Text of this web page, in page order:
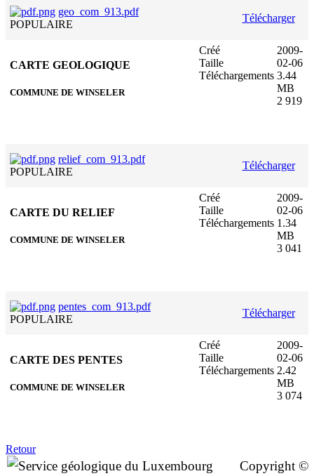
geo_com_913.pdf
POPULAIRE
Télécharger
CARTE GEOLOGIQUE
COMMUNE DE WINSELER
Créé
Taille
Téléchargements
2009-
02-06
3.44
MB
2 919
relief_com_913.pdf
POPULAIRE
Télécharger
CARTE DU RELIEF
COMMUNE DE WINSELER
Créé
Taille
Téléchargements
2009-
02-06
1.34
MB
3 041
pentes_com_913.pdf
POPULAIRE
Télécharger
CARTE DES PENTES
COMMUNE DE WINSELER
Créé
Taille
Téléchargements
2009-
02-06
2.42
MB
3 074
Retour
Copyright ©